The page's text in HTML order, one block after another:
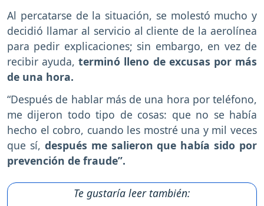
Al percatarse de la situación, se molestó mucho y
decidió llamar al servicio al cliente de la aerolínea
para pedir explicaciones; sin embargo, en vez de
recibir ayuda,terminó lleno de excusas por más
de una hora.
“Después de hablar más de una hora por teléfono,
me dijeron todo tipo de cosas: que no se había
hecho el cobro, cuando les mostré una y mil veces
que sí, después me salieron que había sido por
prevención de fraude”.
Te gustaría leer también: